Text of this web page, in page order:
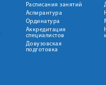
Расписания занятий
Аспирантура
Ординатура
Аккредитация
специалистов
Довузовская
подготовка